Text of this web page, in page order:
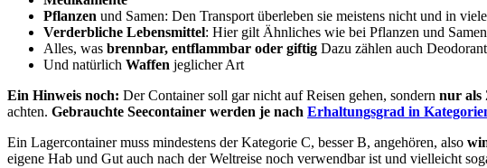
Pflanzen und Samen: Den Transport überleben sie meistens nicht und in
Verderbliche Lebensmittel: Hier gilt Ähnliches wie bei Pflanzen und
Alles, was brennbar, entflammbar oder giftig Dazu zählen auch
Und natürlich Waffen jeglicher Art
Ein Hinweis noch: Der Container soll gar nicht auf Reisen gehen, sondern nur als
achten. Gebrauchte Seecontainer werden je nach Erhaltungsgrad in
Ein Lagercontainer muss mindestens der Kategorie C, besser B, angehören, also
eigene Hab und Gut auch nach der Weltreise noch verwendbar ist und vielleicht